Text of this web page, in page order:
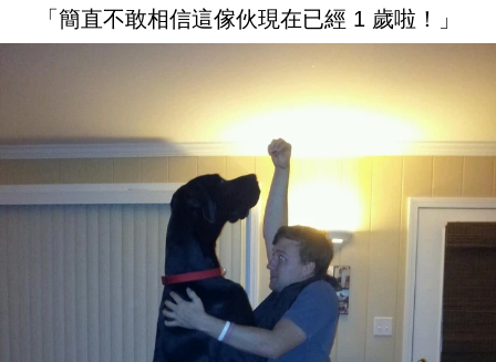
「簡直不敢相信這傢伙現在已經 1 歲啦！」